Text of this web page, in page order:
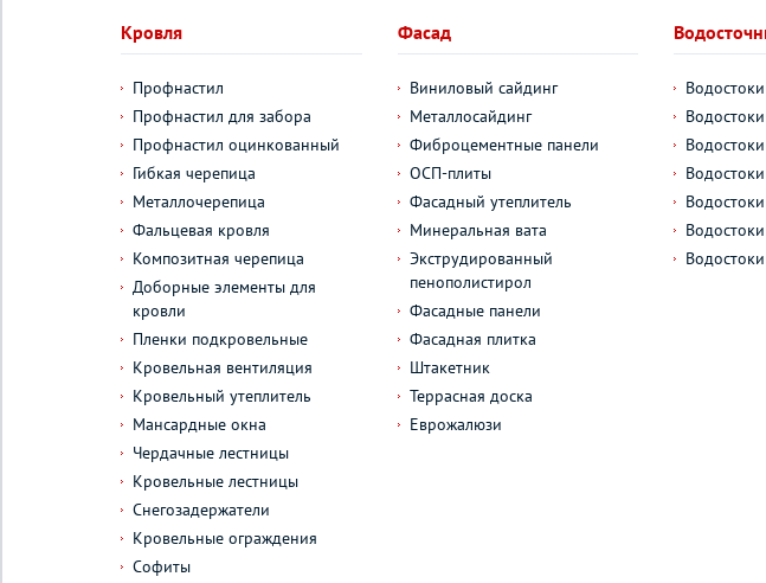
Кровля
Профнастил
Профнастил для забора
Профнастил оцинкованный
Гибкая черепица
Металлочерепица
Фальцевая кровля
Композитная черепица
Доборные элементы для
кровли
Пленки подкровельные
Кровельная вентиляция
Кровельный утеплитель
Мансардные окна
Чердачные лестницы
Кровельные лестницы
Снегозадержатели
Кровельные ограждения
Софиты
Фасад
Виниловый сайдинг
Металлосайдинг
Фиброцементные панели
ОСП-плиты
Фасадный утеплитель
Минеральная вата
Экструдированный
пенополистирол
Фасадные панели
Фасадная плитка
Штакетник
Террасная доска
Еврожалюзи